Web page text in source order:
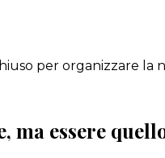
per organizzare la
essere